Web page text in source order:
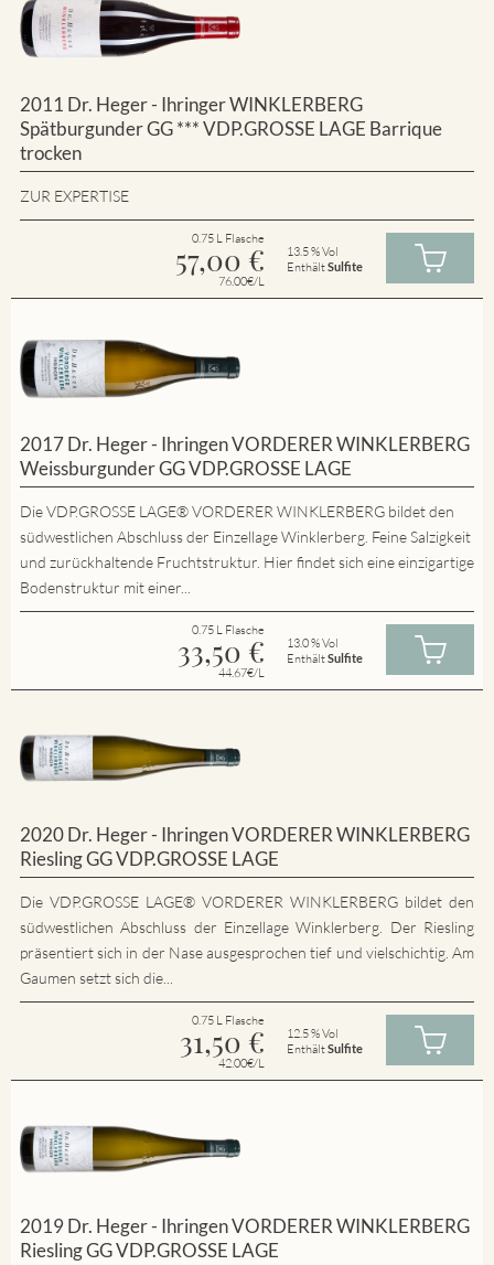
2011 Dr. Heger - Ihringer WINKLERBERG
Spätburgunder GG *** VDP.GROSSE LAGE Barrique
trocken
ZUR EXPERTISE
0.75 L Flasche
57,00 €
76.00€/L
13.5 % Vol
EnthältSulfite
2017 Dr. Heger - Ihringen VORDERER WINKLERBERG
Weissburgunder GG VDP.GROSSE LAGE
Die VDP.GROSSE LAGE® VORDERER WINKLERBERG bildet den
südwestlichen Abschluss der Einzellage Winklerberg. Feine Salzigkeit
und zurückhaltende Fruchtstruktur. Hier findet sich eine einzigartige
Bodenstruktur mit einer...
0.75 L Flasche
33,50 €
44.67€/L
13.0 % Vol
EnthältSulfite
2020 Dr. Heger - Ihringen VORDERER WINKLERBERG
Riesling GG VDP.GROSSE LAGE
Die VDP.GROSSE LAGE® VORDERER WINKLERBERG bildet den
südwestlichen Abschluss der Einzellage Winklerberg. Der Riesling
präsentiert sich in der Nase ausgesprochen tief und vielschichtig. Am
Gaumen setzt sich die...
0.75 L Flasche
31,50 €
42.00€/L
12.5 % Vol
EnthältSulfite
2019 Dr. Heger - Ihringen VORDERER WINKLERBERG
Riesling GG VDP.GROSSE LAGE